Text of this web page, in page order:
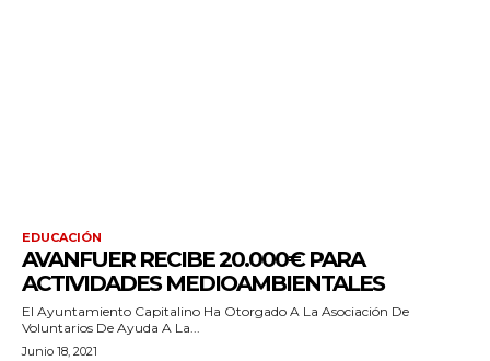
EDUCACIÓN
AVANFUER RECIBE 20.000€ PARA
ACTIVIDADES MEDIOAMBIENTALES
El Ayuntamiento Capitalino Ha Otorgado A La Asociación De
Voluntarios De Ayuda A La...
Junio 18, 2021